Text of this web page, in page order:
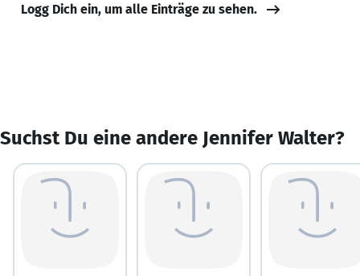
Logg Dich ein, um alle Einträge zu sehen.
Suchst Du eine andere Jennifer Walter?